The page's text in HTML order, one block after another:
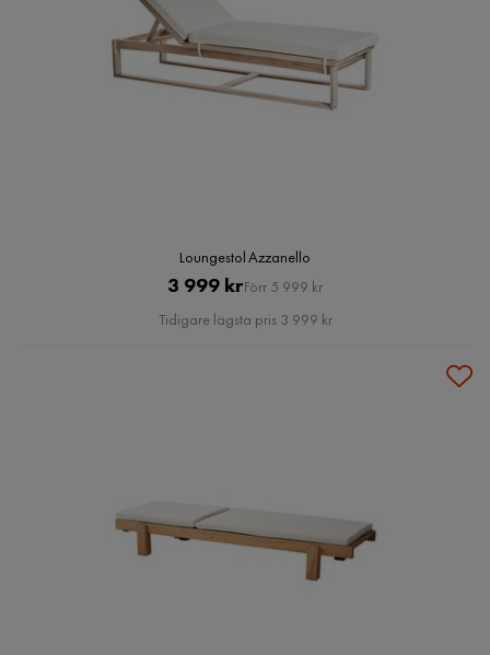
Loungestol Azzanello
Pris
3 999 krOriginal
Pris
Förr 5 999 kr
Tidigare lägsta pris 3 999 kr